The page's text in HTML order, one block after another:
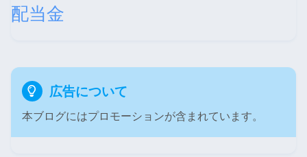
配当金
広告について
本ブログにはプロモーションが含まれています。